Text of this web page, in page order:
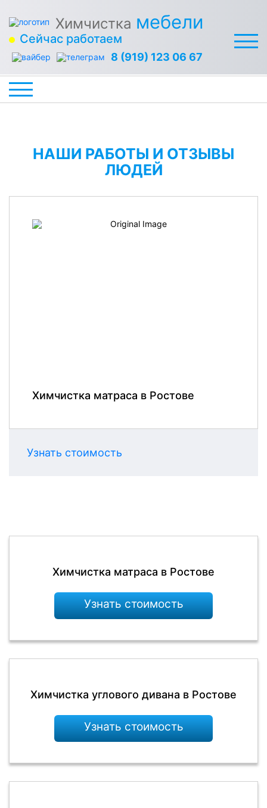
Химчистка мебели
Сейчас работаем
8 (919) 123 06 67
НАШИ РАБОТЫ И ОТЗЫВЫ
ЛЮДЕЙ
Химчистка матраса в Ростове
Узнать стоимость
Химчистка матраса в Ростове
Узнать стоимость
Химчистка углового дивана в Ростове
Узнать стоимость